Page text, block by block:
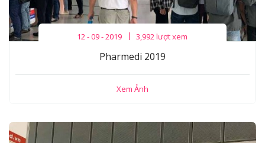
12 - 09 - 2019 3,992 lượt xem
Pharmedi 2019
Xem Ảnh